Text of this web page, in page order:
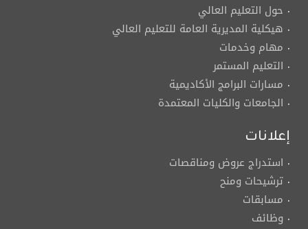
حول التعليم العالي
هيكلية المديرية العامة للتعليم العالي
مهام وخدمات
التعليم المستمر
مسارات البرامج الأكاديمية
الجامعات والكليات المعتمدة
إعلانات
استدراج عروض ومناقصات
ترشيحات ومنح
مسابقات
وظائف